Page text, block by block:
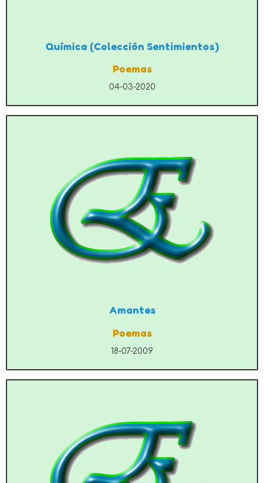
Química (Colección Sentimientos)
Poemas
04-03-2020
Amantes
Poemas
18-07-2009